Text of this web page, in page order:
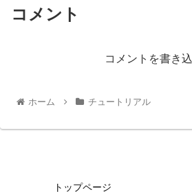
コメント
コメントを書き
ホーム チュートリアル
トップページ